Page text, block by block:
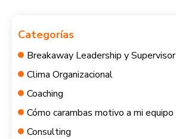
Categorías
Breakaway Leadership y Supervisor
Clima Organizacional
Coaching
Cómo carambas motivo a mi equipo
Consulting